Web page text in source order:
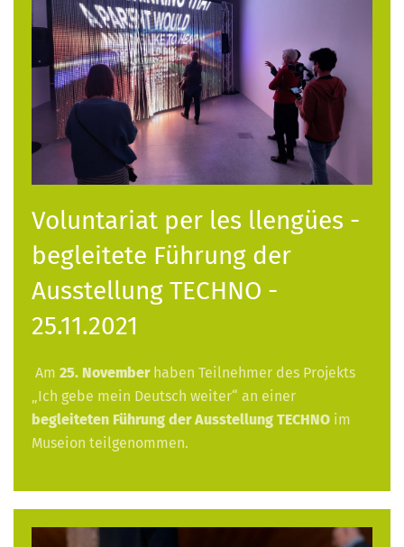
Voluntariat per les llengües -
begleitete Führung der
Ausstellung TECHNO -
25.11.2021
Am 25. Novemberhaben Teilnehmer des Projekts
„Ich gebe mein Deutsch weiter“ an einer
begleiteten Führung der Ausstellung TECHNO im
Museion teilgenommen.